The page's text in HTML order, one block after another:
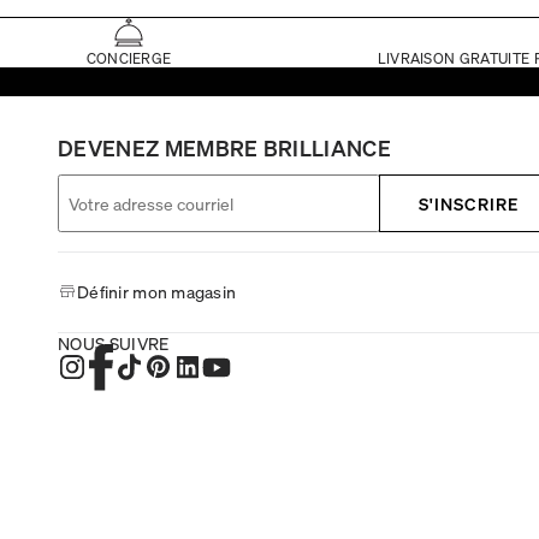
CONCIERGE LIVRAISON GRATUITE
DEVENEZ MEMBRE BRILLIANCE
S'INSCRIRE
Définir mon magasin
NOUS SUIVRE